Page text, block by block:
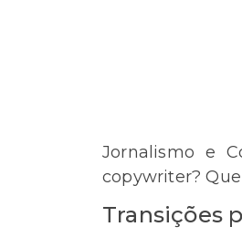
Jornalismo e
copywriter?
Transições